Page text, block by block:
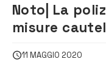
Noto| La
misure
11 MAGGIO 2020